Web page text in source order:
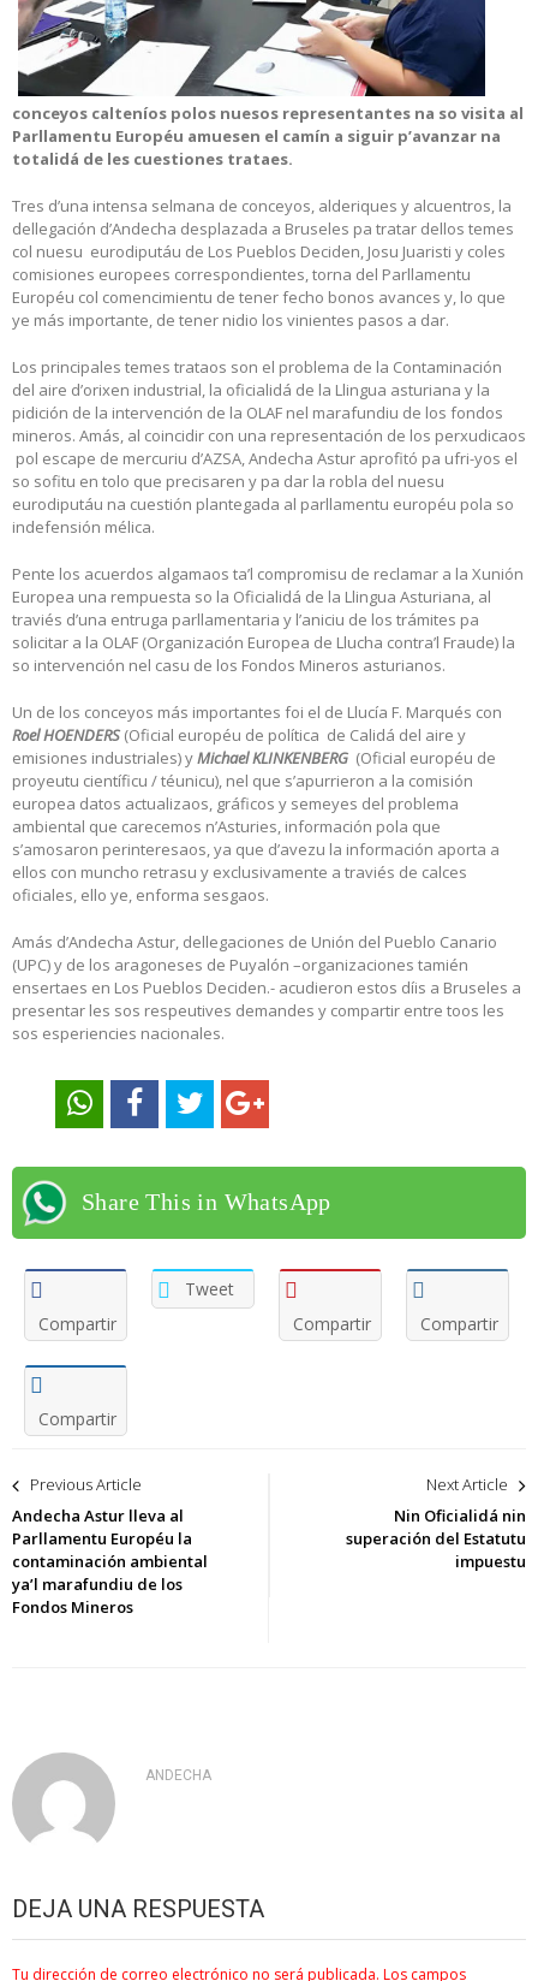
conceyos calteníos polos nuesos representantes na so visita al
Parllamentu Européu amuesen el camín a siguir p’avanzar na
totalidá de les cuestiones trataes.
Tres d’una intensa selmana de conceyos, alderiques y alcuentros, la
dellegación d’Andecha desplazada a Bruseles pa tratar dellos temes
col nuesu eurodiputáu de Los Pueblos Deciden, Josu Juaristi y coles
comisiones europees correspondientes, torna del Parllamentu
Européu col comencimientu de tener fecho bonos avances y, lo que
ye más importante, de tener nidio los vinientes pasos a dar.
Los principales temes trataos son el problema de la Contaminación
del aire d’orixen industrial, la oficialidá de la Llingua asturiana y la
pidición de la intervención de la OLAF nel marafundiu de los fondos
mineros. Amás, al coincidir con una representación de los perxudicaos
pol escape de mercuriu d’AZSA, Andecha Astur aprofitó pa ufri-yos el
so sofitu en tolo que precisaren y pa dar la robla del nuesu
eurodiputáu na cuestión plantegada al parllamentu européu pola so
indefensión mélica.
Pente los acuerdos algamaos ta’l compromisu de reclamar a la Xunión
Europea una rempuesta so la Oficialidá de la Llingua Asturiana, al
traviés d’una entruga parllamentaria y l’aniciu de los trámites pa
solicitar a la OLAF (Organización Europea de Llucha contra’l Fraude) la
so intervención nel casu de los Fondos Mineros asturianos.
Un de los conceyos más importantes foi el de Llucía F. Marqués con
Roel HOENDERS (Oficial européu de política de Calidá del aire y
emisiones industriales) yMichael KLINKENBERG (Oficial européu de
proyeutu científicu / téunicu), nel que s’apurrieron a la comisión
europea datos actualizaos, gráficos y semeyes del problema
ambiental que carecemos n’Asturies, información pola que
s’amosaron perinteresaos, ya que d’avezu la información aporta a
ellos con muncho retrasu y exclusivamente a traviés de calces
oficiales, ello ye, enforma sesgaos.
Amás d’Andecha Astur, dellegaciones de Unión del Pueblo Canario
(UPC) y de los aragoneses de Puyalón –organizaciones tamién
ensertaes en Los Pueblos Deciden.- acudieron estos díis a Bruseles a
presentar les sos respeutives demandes y compartir entre toos les
sos esperiencies nacionales.
Share This in WhatsApp
Compartir
Tweet
Compartir
Compartir
Compartir
Navegación
de
entradas
Previous Article
Andecha Astur lleva al
Parllamentu Européu la
contaminación ambiental
ya’l marafundiu de los
Fondos Mineros
Next Article
Nin Oficialidá nin
superación del Estatutu
impuestu
ANDECHA
DEJA UNA RESPUESTA
Tu dirección de correo electrónico no será publicada. Los campos